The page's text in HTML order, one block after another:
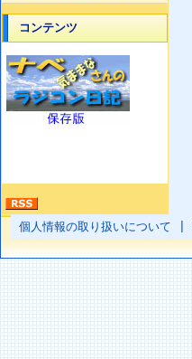
コンテンツ
個人情報の取り扱いについて